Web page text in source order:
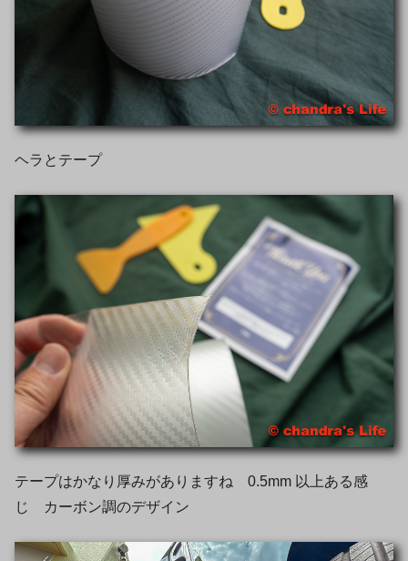
ヘラとテープ
テープはかなり厚みがありますね 0.5mm 以上ある感
じ カーボン調のデザイン